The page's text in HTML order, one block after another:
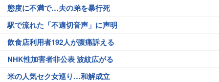
態度に不満で…夫の弟を暴行死
駅で流れた「不適切音声」に声明
飲食店利用者192人が腹痛訴える
NHK性加害者非公表 波紋広がる
米の人気セク女巡り…和解成立